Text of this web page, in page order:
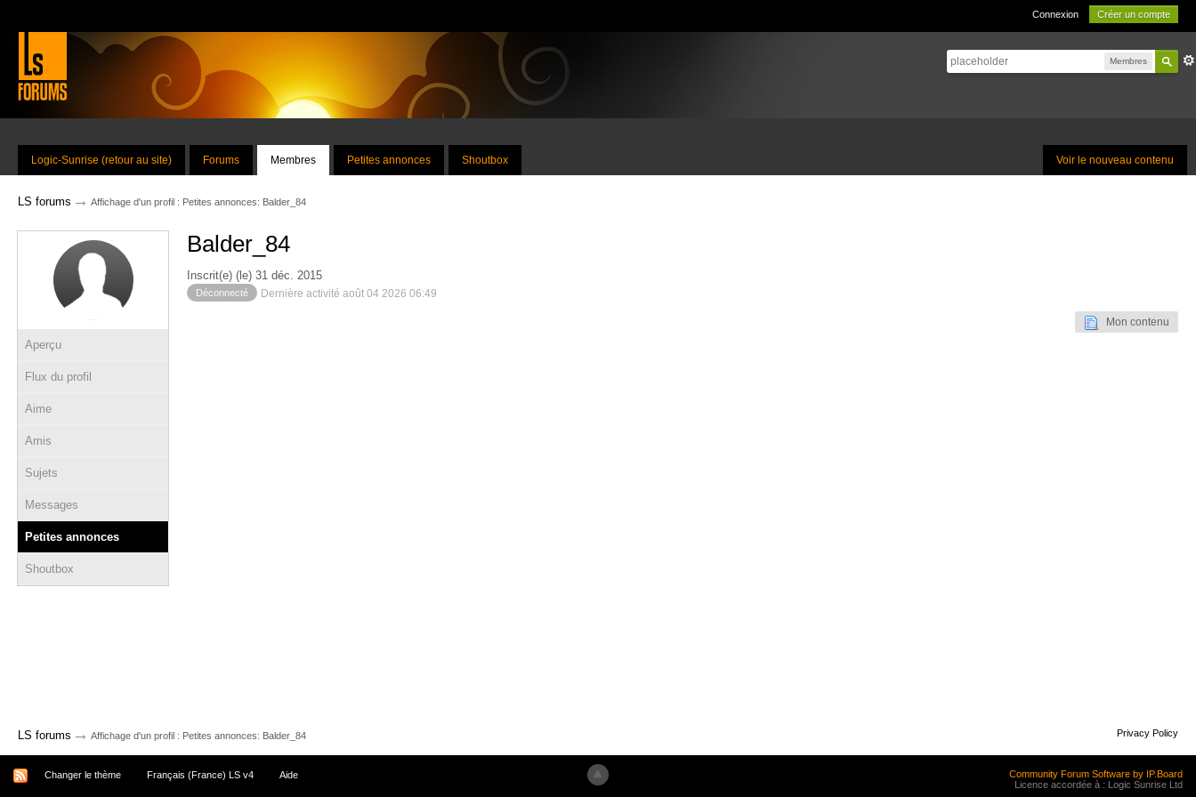
Connexion Créer un compte
Membres
Voir le nouveau contenu
Logic-Sunrise (retour au site) Forums Membres Petites annonces Shoutbox
LS forums → Affichage d'un profil : Petites annonces: Balder_84
Aperçu
Flux du profil
Aime
Amis
Sujets
Messages
Petites annonces
Shoutbox
Balder_84
Inscrit(e) (le) 31 déc. 2015
Déconnecté Dernière activité août 04 2026 06:49
Mon contenu
LS forums → Affichage d'un profil : Petites annonces: Balder_84 Privacy Policy
Changer le thème Français (France) LS v4 Aide
Community Forum Software by IP.Board
Licence accordée à : Logic Sunrise Ltd